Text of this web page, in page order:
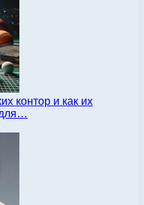
контор и как их